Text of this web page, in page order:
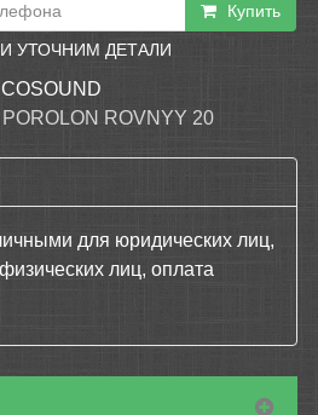
Купить
УТОЧНИМ ДЕТАЛИ
ROVNYY 20
для юридических лиц,
лиц, оплата